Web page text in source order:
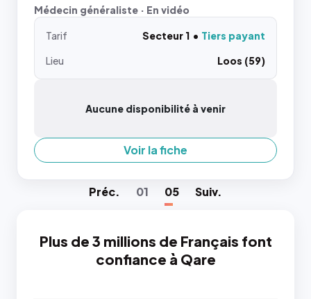
Médecin généraliste · En vidéo
Tarif Secteur 1
Tiers payant
Lieu
Loos (59)
Aucune disponibilité à venir
Voir la fiche
Préc. 01 05 Suiv.
Plus de 3 millions de Français font
confiance à Qare